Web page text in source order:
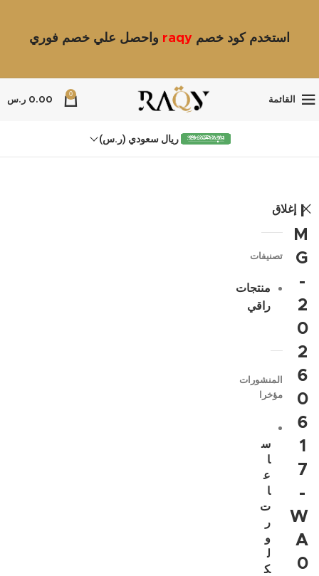
استخدم كود خصم raqy واحصل علي خصم فوري
القائمة
0
0.00 ر.س
ريال سعودي (ر.س)
I
M
G
-
2
0
2
6
0
6
1
7
-
W
A
0
إغلاق
تصنيفات
منتجات
راقي
المنشورات
مؤخرا
س
ا
ع
ا
ت
ر
و
ل
ك